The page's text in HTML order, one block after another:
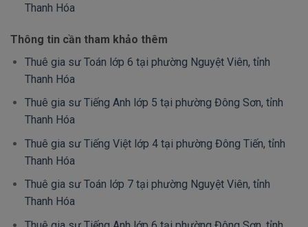
Thanh Hóa
Thông tin cần tham khảo thêm
Thuê gia sư Toán lớp 6 tại phường Nguyệt Viên, tỉnh
Thanh Hóa
Thuê gia sư Tiếng Anh lớp 5 tại phường Đông Sơn, tỉnh
Thanh Hóa
Thuê gia sư Tiếng Việt lớp 4 tại phường Đông Tiến, tỉnh
Thanh Hóa
Thuê gia sư Toán lớp 7 tại phường Nguyệt Viên, tỉnh
Thanh Hóa